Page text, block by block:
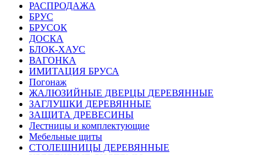
РАСПРОДАЖА
БРУС
БРУСОК
ДОСКА
БЛОК-ХАУС
ВАГОНКА
ИМИТАЦИЯ БРУСА
Погонаж
ЖАЛЮЗИЙНЫЕ ДВЕРЦЫ ДЕРЕВЯННЫЕ
ЗАГЛУШКИ ДЕРЕВЯННЫЕ
ЗАЩИТА ДРЕВЕСИНЫ
Лестницы и комплектующие
Мебельные щиты
СТОЛЕШНИЦЫ ДЕРЕВЯННЫЕ